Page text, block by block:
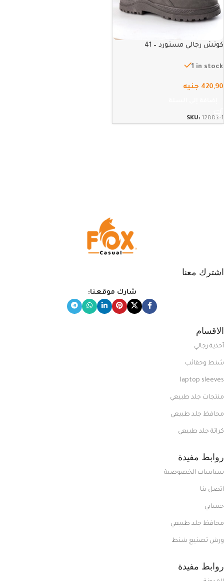
كوتش رجالي مستورد – 41
1 in stock
420,90 جنيه
SKU: 12889-1
اشترك معنا
شارك موقعنا:
الاقسام
أحذية رجالي
شنط وحقائب
laptop sleeves
منتجات جلد طبيعي
محافظ جلد طبيعي
كراتة جلد طبيعي
روابط مفيدة
سياسات الخصوصية
اتصل بنا
حسابي
محافظ جلد طبيعي
ورش تصنيع شنط
روابط مفيدة